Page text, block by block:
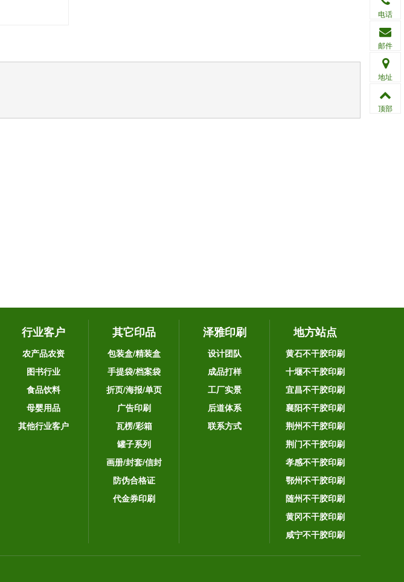
行业客户
农产品农资
图书行业
食品饮料
母婴用品
其他行业客户
其它印品
包装盒/精装盒
手提袋/档案袋
折页/海报/单页
广告印刷
瓦楞/彩箱
罐子系列
画册/封套/信封
防伪合格证
代金券印刷
泽雅印刷
设计团队
成品打样
工厂实景
后道体系
联系方式
地方站点
黄石不干胶印刷
十堰不干胶印刷
宜昌不干胶印刷
襄阳不干胶印刷
荆州不干胶印刷
荆门不干胶印刷
孝感不干胶印刷
鄂州不干胶印刷
随州不干胶印刷
黄冈不干胶印刷
咸宁不干胶印刷
电话
邮件
地址
顶部